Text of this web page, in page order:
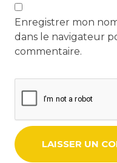
Enregistrer mon
dans le navigateur
commentaire.